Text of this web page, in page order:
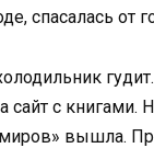
спасалась от
сайт с книгами.
вышла.